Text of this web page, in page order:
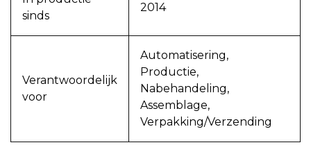
sinds
2014
Verantwoordelijk
voor
Automatisering,
Productie,
Nabehandeling,
Assemblage,
Verpakking/Verzending